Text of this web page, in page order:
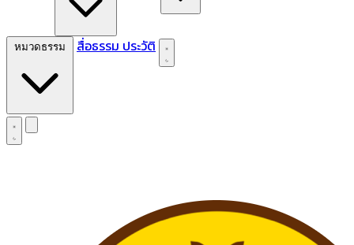
สื่อธรรม ประวัติ